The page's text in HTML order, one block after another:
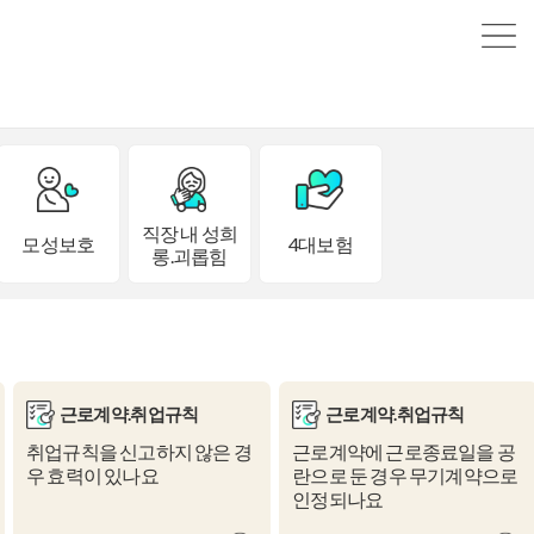
모성보호
직장 내 성희
롱.괴롭힘
4대보험
근로계약.취업규칙
취업규칙을 신고하지 않은 경
우 효력이 있나요
근로계약.취업규칙
근로계약에 근로종료일을 공
란으로 둔 경우 무기계약으로
인정되나요